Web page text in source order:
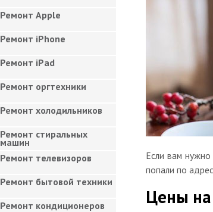
Если вам нужно
попали по
Цены
Ремонт Apple
Ремонт iPhone
Ремонт iPad
Ремонт оргтехники
Ремонт холодильников
Ремонт стиральных
машин
Ремонт телевизоров
Ремонт бытовой техники
Ремонт кондиционеров